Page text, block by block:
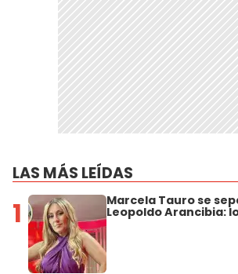
LAS MÁS LEÍDAS
1 Marcela Tauro se
Leopoldo Arancibia: